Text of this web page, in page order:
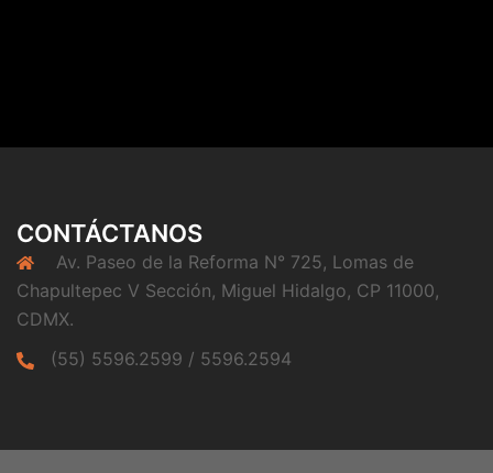
CONTÁCTANOS
Av. Paseo de la Reforma N° 725, Lomas de
Chapultepec V Sección, Miguel Hidalgo, CP 11000,
CDMX.
(55) 5596.2599 / 5596.2594